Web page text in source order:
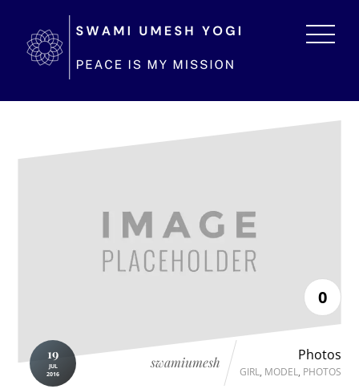
19
JUL
2016
swamiumesh Photos
GIRL, MODEL, PHOTOS
0